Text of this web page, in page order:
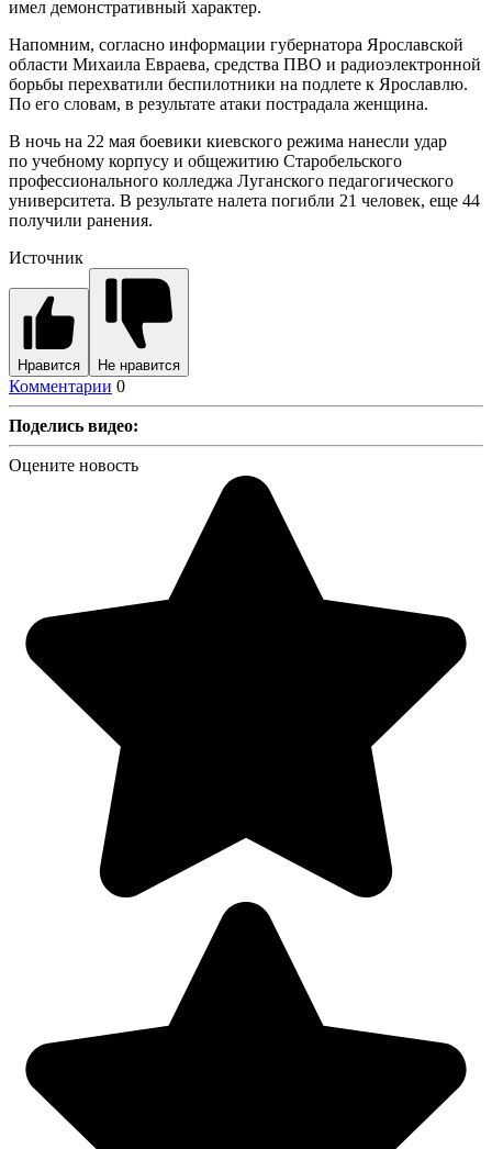
имел демонстративный характер.
Напомним, согласно информации губернатора Ярославской
области Михаила Евраева, средства ПВО и радиоэлектронной
борьбы перехватили беспилотники на подлете к Ярославлю.
По его словам, в результате атаки пострадала женщина.
В ночь на 22 мая боевики киевского режима нанесли удар
по учебному корпусу и общежитию Старобельского
профессионального колледжа Луганского педагогического
университета. В результате налета погибли 21 человек, еще 44
получили ранения.
Источник
Нравится Не нравится
Комментарии 0
Поделись видео:
Оцените новость